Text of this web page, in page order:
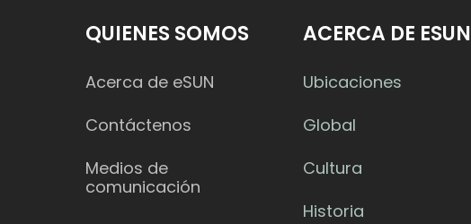
QUIENES SOMOS
Acerca de eSUN
Contáctenos
Medios de
comunicación
ACERCA DE ESUN
Ubicaciones
Global
Cultura
Historia